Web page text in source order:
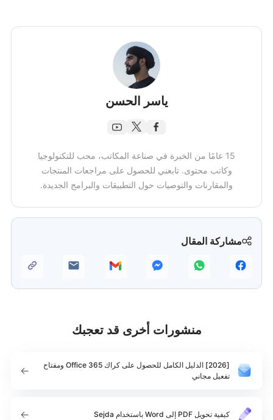
مشاركة المقال
ياسر الحسن
15 عامًا من الخبرة في صناعة المكاتب، محب للتكنولوجيا
وكاتب محتوى. تابعني للحصول على مراجعات المنتجات
والمقارنات والتوصيات حول التطبيقات والبرامج الجديدة.
منشورات أخرى قد تعجبك
[2026] الدليل الكامل للحصول على كراك Office 365 ومفتاح
تفعيل مجاني
كيفية تحويل PDF إلى Word باستخدام Sejda